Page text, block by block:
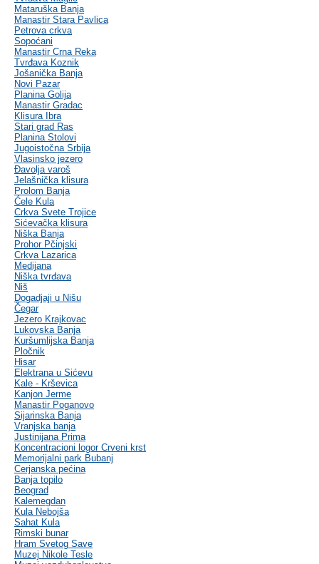
Mataruška Banja
Manastir Stara Pavlica
Petrova crkva
Sopoćani
Manastir Crna Reka
Tvrđava Koznik
Jošanička Banja
Novi Pazar
Planina Golija
Manastir Gradac
Klisura Ibra
Stari grad Ras
Planina Stolovi
Jugoistočna Srbija
Vlasinsko jezero
Đavolja varoš
Jelašnička klisura
Prolom Banja
Ćele Kula
Crkva Svete Trojice
Sićevačka klisura
Niška Banja
Prohor Pčinjski
Crkva Lazarica
Medijana
Niška tvrđava
Niš
Dogadjaji u Nišu
Čegar
Jezero Krajkovac
Lukovska Banja
Kuršumlijska Banja
Pločnik
Hisar
Elektrana u Sićevu
Kale - Krševica
Kanjon Jerme
Manastir Poganovo
Sijarinska Banja
Vranjska banja
Justinijana Prima
Koncentracioni logor Crveni krst
Memorijalni park Bubanj
Cerjanska pećina
Banja topilo
Beograd
Kalemegdan
Kula Nebojša
Sahat Kula
Rimski bunar
Hram Svetog Save
Muzej Nikole Tesle